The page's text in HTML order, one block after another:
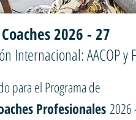
2026 - 27
Internacional: AACOP y
para el Programa de
Profesionales 2026